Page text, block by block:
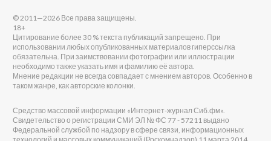
© 2011—2026 Все права защищены.
18+
Цитирование более 30 % текста публикаций запрещено. При
использовании любых опубликованных материалов гиперссылка
обязательна. При заимствовании фотографии или иллюстрации
необходимо также указать имя и фамилию её автора.
Мнение редакции не всегда совпадает с мнением авторов. Особенно в
таком жанре, как авторские колонки.
Средство массовой информации «Интернет-журнал Сиб.фм».
Свидетельство о регистрации СМИ ЭЛ № ФС 77 - 57211 выдано
Федеральной службой по надзору в сфере связи, информационных